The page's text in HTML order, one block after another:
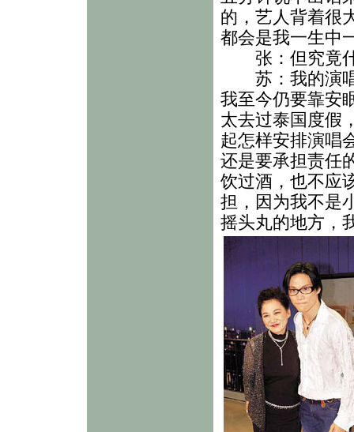
的，艺人背着很
都会是我一生中
张：但究竟什
苏：我的演唱
我至今仍要靠安
太去过泰国度假
起怎样安排演唱
还是要承担责任
饮过酒，也不应
担，因为我不是
摇头丸的地方，